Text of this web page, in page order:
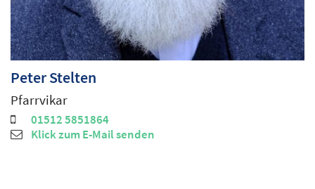
PeterStelten
Pfarrvikar
01512 5851864
Klick zum E-Mail senden